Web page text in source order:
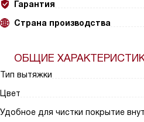
Гарантия
Страна производства
ОБЩИЕ
Тип вытяжки
Цвет
Удобное для чистки покрытие